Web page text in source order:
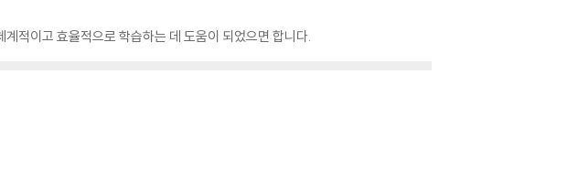
적이고 효율적으로 학습하는 데 도움이 되었으면 합니다.